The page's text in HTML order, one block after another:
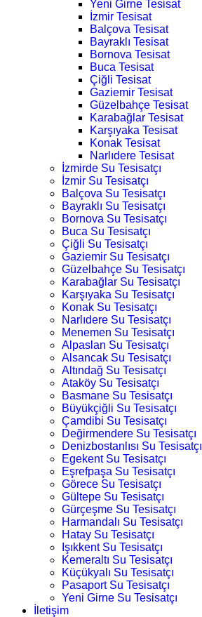
Yeni Girne Tesisat
İzmir Tesisat
Balçova Tesisat
Bayraklı Tesisat
Bornova Tesisat
Buca Tesisat
Çiğli Tesisat
Gaziemir Tesisat
Güzelbahçe Tesisat
Karabağlar Tesisat
Karşıyaka Tesisat
Konak Tesisat
Narlıdere Tesisat
İzmirde Su Tesisatçı
İzmir Su Tesisatçı
Balçova Su Tesisatçı
Bayraklı Su Tesisatçı
Bornova Su Tesisatçı
Buca Su Tesisatçı
Çiğli Su Tesisatçı
Gaziemir Su Tesisatçı
Güzelbahçe Su Tesisatçı
Karabağlar Su Tesisatçı
Karşıyaka Su Tesisatçı
Konak Su Tesisatçı
Narlıdere Su Tesisatçı
Menemen Su Tesisatçı
Alpaslan Su Tesisatçı
Alsancak Su Tesisatçı
Altındağ Su Tesisatçı
Ataköy Su Tesisatçı
Basmane Su Tesisatçı
Büyükçiğli Su Tesisatçı
Çamdibi Su Tesisatçı
Değirmendere Su Tesisatçı
Denizbostanlısı Su Tesisatçı
Egekent Su Tesisatçı
Eşrefpaşa Su Tesisatçı
Görece Su Tesisatçı
Gültepe Su Tesisatçı
Gürçeşme Su Tesisatçı
Harmandalı Su Tesisatçı
Hatay Su Tesisatçı
Işıkkent Su Tesisatçı
Kemeraltı Su Tesisatçı
Küçükyalı Su Tesisatçı
Pasaport Su Tesisatçı
Yeni Girne Su Tesisatçı
İletişim